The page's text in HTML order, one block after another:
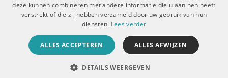
Sitemap | RSS Feed
© Copyright 2026 - De Boer Dental | Realisatie
Beoordeling opKiyOhvoor De Boer Dental: 9.4/10 (5909 beoordelingen)
deze kunnen combineren met andere informatie die u aan hen heeft
verstrekt of die zij hebben verzameld door uw gebruik van hun
diensten. Lees verder
ALLES ACCEPTEREN ALLES AFWIJZEN
DETAILS WEERGEVEN